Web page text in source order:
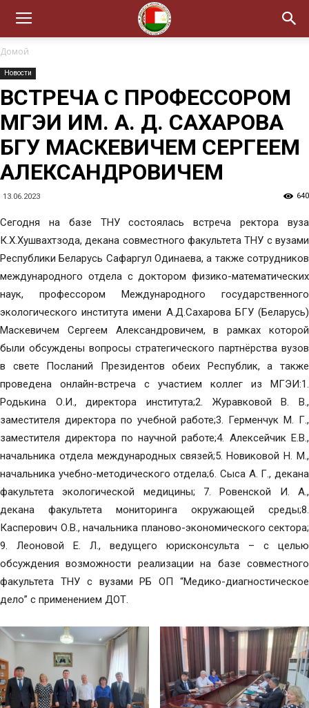
Домой
Новости
ВСТРЕЧА С ПРОФЕССОРОМ
МГЭИ ИМ. А. Д. САХАРОВА
БГУ МАСКЕВИЧЕМ СЕРГЕЕМ
АЛЕКСАНДРОВИЧЕМ
13.06.2023 640
Сегодня на базе ТНУ состоялась встреча ректора вуза
К.Х.Хушвахтзода, декана совместного факультета ТНУ с вузами
Республики Беларусь Сафаргул Одинаева, а также сотрудников
международного отдела с доктором физико-математических
наук, профессором Международного государственного
экологического института имени А.Д.Сахарова БГУ (Беларусь)
Маскевичем Сергеем Александровичем, в рамках которой
были обсуждены вопросы стратегического партнёрства вузов
в свете Посланий Президентов обеих Республик, а также
проведена онлайн-встреча с участием коллег из МГЭИ:1.
Родькина О.И., директора института;2. Журавковой В. В.,
заместителя директора по учебной работе;3. Герменчук М. Г.,
заместителя директора по научной работе;4. Алексейчик Е.В.,
начальника отдела международных связей;5. Новиковой Н. М.,
начальника учебно-методического отдела;6. Сыса А. Г., декана
факультета экологической медицины; 7. Ровенской И. А.,
декана факультета мониторинга окружающей среды;8.
Касперович О.В., начальника планово-экономического сектора;
9. Леоновой Е. Л., ведущего юрисконсульта – с целью
обсуждения возможности реализации на базе совместного
факультета ТНУ с вузами РБ ОП “Медико-диагностическое
дело” с применением ДОТ.